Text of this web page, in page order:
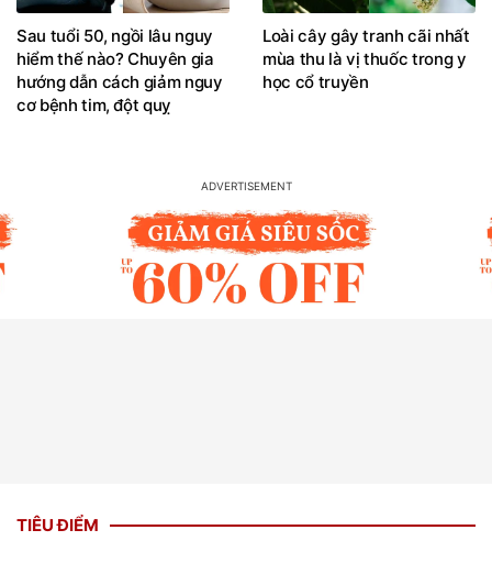
Sau tuổi 50, ngồi lâu nguy
hiểm thế nào? Chuyên gia
hướng dẫn cách giảm nguy
cơ bệnh tim, đột quỵ
Loài cây gây tranh cãi nhất
mùa thu là vị thuốc trong y
học cổ truyền
TIÊU ĐIỂM